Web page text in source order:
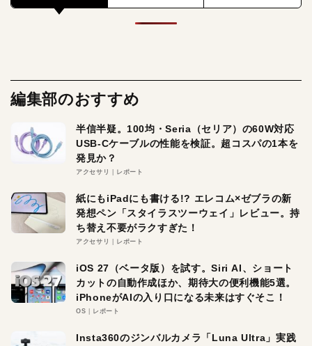
編集部のおすすめ
半信半疑。100均・Seria（セリア）の60W対応
USB-Cケーブルの性能を検証。超コスパの1本を
発見か？
アクセサリ レポート
紙にもiPadにも書ける!? エレコム×ゼブラの新
発想ペン「スタイラスツーウェイ」レビュー。持
ち替え不要がラクすぎた！
アクセサリ レポート
iOS 27（ベータ版）を試す。Siri AI、ショート
カットの自動作成ほか、期待大の便利機能5選。
iPhoneがAIの入り口になる未来はすぐそこ！
OS レポート
Insta360のジンバルカメラ「Luna Ultra」実践